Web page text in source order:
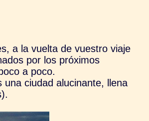
a la vuelta de vuestro viaje
por los próximos
a poco.
ciudad alucinante, llena